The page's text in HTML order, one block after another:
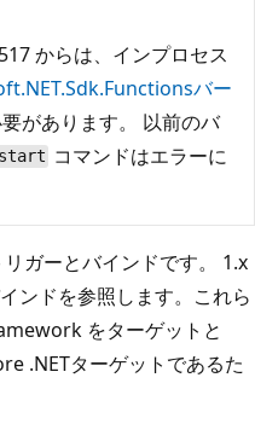
からは、インプロセス
バー
があります。 以前のバ
コマンドはエラーに
ガーとバインドです。 1.x
ンドを参照します。これら
をターゲットと
.NETターゲットであるた